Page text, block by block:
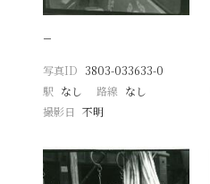
−
写真ID 3803-033633-0
駅 なし 路線 なし
撮影日
不明